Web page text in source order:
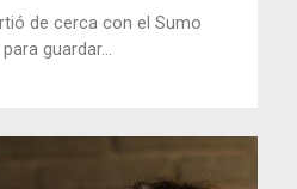
de cerca con el Sumo
guardar...